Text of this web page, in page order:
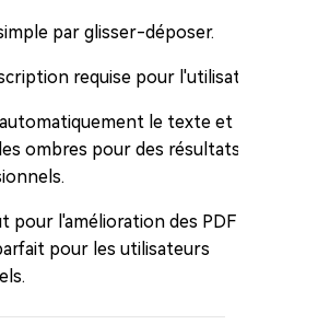
par glisser-déposer.
requise pour l'utilisation.
le texte et
ombres pour des résultats nets
pour l'amélioration des PDF
pour les utilisateurs